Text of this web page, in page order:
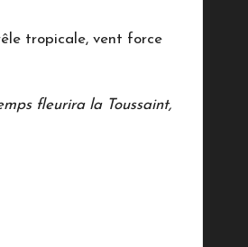
tropicale, vent force
fleurira la Toussaint,